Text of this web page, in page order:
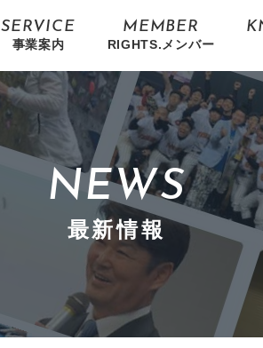
SERVICE
事業案内
MEMBER
RIGHTS.メンバー
NEWS
最新情報